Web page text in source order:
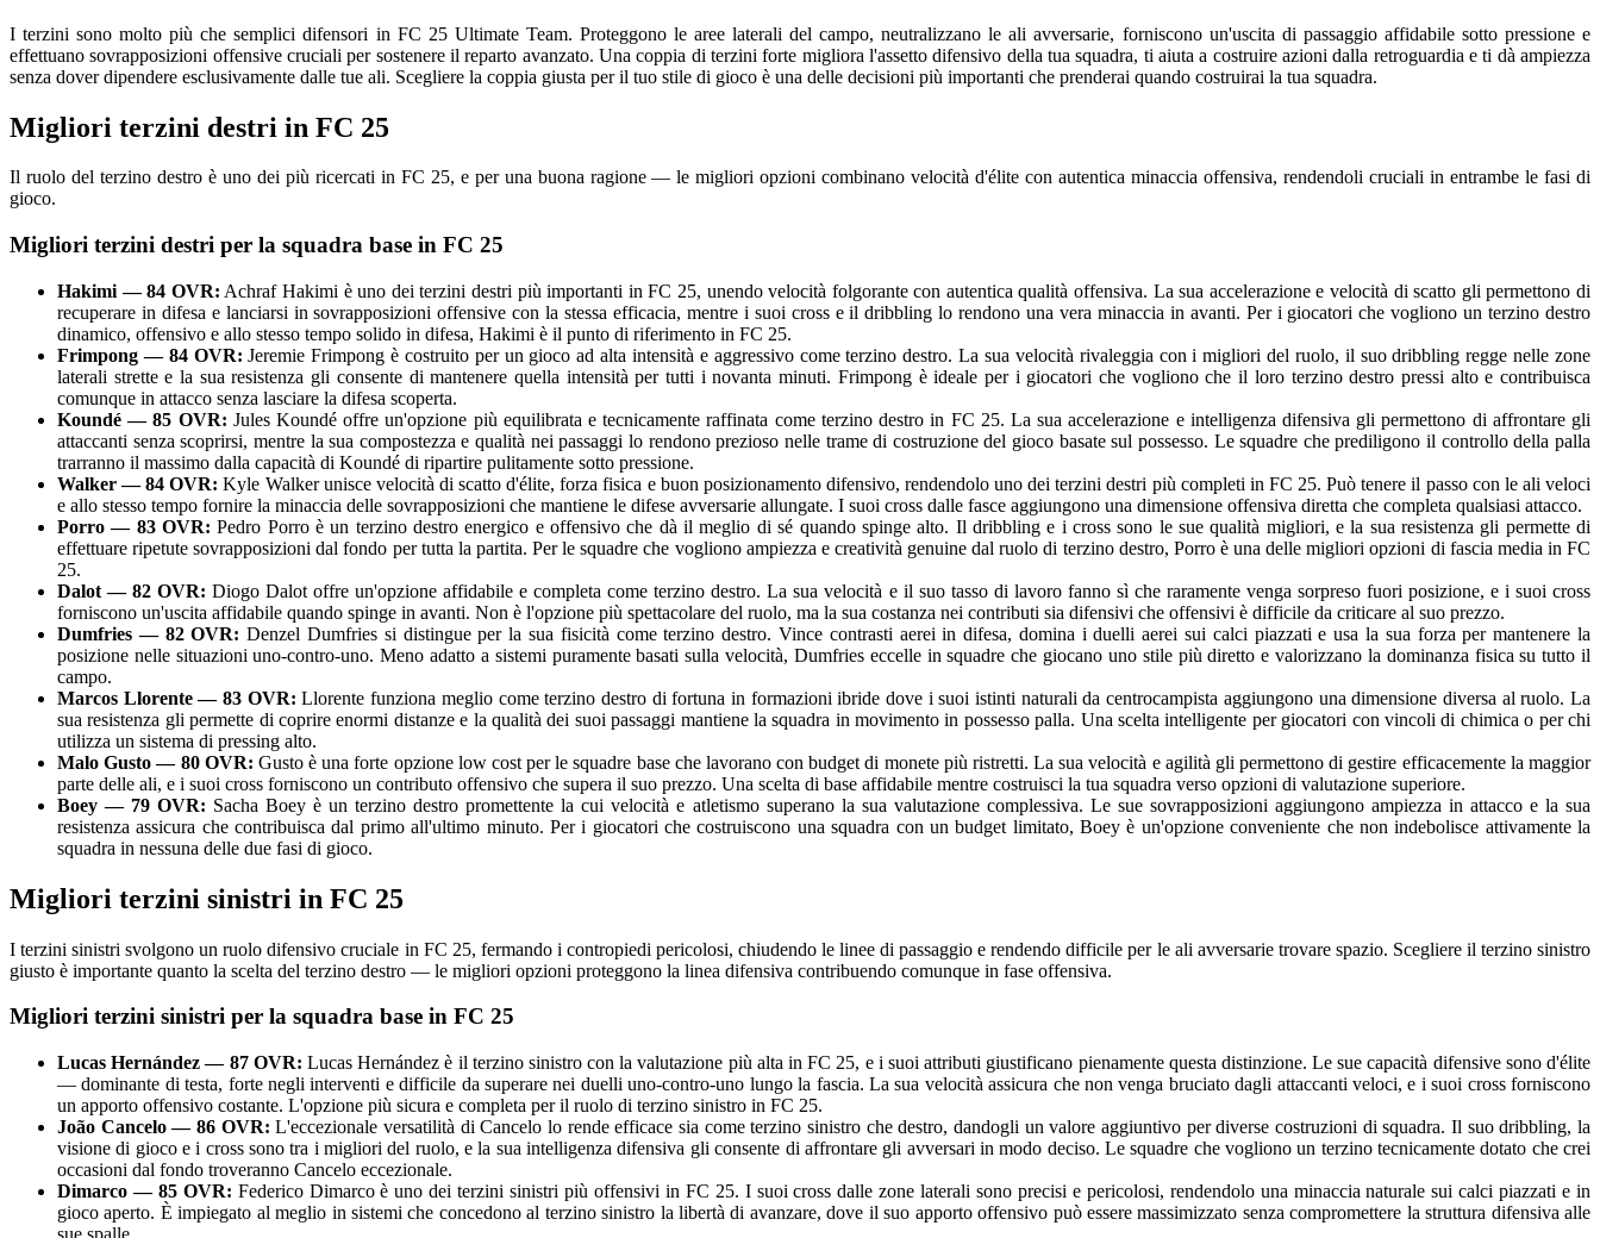
I terzini sono molto più che semplici difensori in FC 25 Ultimate Team. Proteggono le aree laterali del campo, neutralizzano le ali avversarie, forniscono un'uscita di passaggio affidabile sotto pressione e
effettuano sovrapposizioni offensive cruciali per sostenere il reparto avanzato. Una coppia di terzini forte migliora l'assetto difensivo della tua squadra, ti aiuta a costruire azioni dalla retroguardia e ti dà ampiezza
senza dover dipendere esclusivamente dalle tue ali. Scegliere la coppia giusta per il tuo stile di gioco è una delle decisioni più importanti che prenderai quando costruirai la tua squadra.
Migliori terzini destri in FC 25
Il ruolo del terzino destro è uno dei più ricercati in FC 25, e per una buona ragione — le migliori opzioni combinano velocità d'élite con autentica minaccia offensiva, rendendoli cruciali in entrambe le fasi di
gioco.
Migliori terzini destri per la squadra base in FC 25
Hakimi — 84 OVR: Achraf Hakimi è uno dei terzini destri più importanti in FC 25, unendo velocità folgorante con autentica qualità offensiva. La sua accelerazione e velocità di scatto gli permettono di
recuperare in difesa e lanciarsi in sovrapposizioni offensive con la stessa efficacia, mentre i suoi cross e il dribbling lo rendono una vera minaccia in avanti. Per i giocatori che vogliono un terzino destro
dinamico, offensivo e allo stesso tempo solido in difesa, Hakimi è il punto di riferimento in FC 25.
Frimpong — 84 OVR: Jeremie Frimpong è costruito per un gioco ad alta intensità e aggressivo come terzino destro. La sua velocità rivaleggia con i migliori del ruolo, il suo dribbling regge nelle zone
laterali strette e la sua resistenza gli consente di mantenere quella intensità per tutti i novanta minuti. Frimpong è ideale per i giocatori che vogliono che il loro terzino destro pressi alto e contribuisca
comunque in attacco senza lasciare la difesa scoperta.
Koundé — 85 OVR: Jules Koundé offre un'opzione più equilibrata e tecnicamente raffinata come terzino destro in FC 25. La sua accelerazione e intelligenza difensiva gli permettono di affrontare gli
attaccanti senza scoprirsi, mentre la sua compostezza e qualità nei passaggi lo rendono prezioso nelle trame di costruzione del gioco basate sul possesso. Le squadre che prediligono il controllo della palla
trarranno il massimo dalla capacità di Koundé di ripartire pulitamente sotto pressione.
Walker — 84 OVR: Kyle Walker unisce velocità di scatto d'élite, forza fisica e buon posizionamento difensivo, rendendolo uno dei terzini destri più completi in FC 25. Può tenere il passo con le ali veloci
e allo stesso tempo fornire la minaccia delle sovrapposizioni che mantiene le difese avversarie allungate. I suoi cross dalle fasce aggiungono una dimensione offensiva diretta che completa qualsiasi attacco.
Porro — 83 OVR: Pedro Porro è un terzino destro energico e offensivo che dà il meglio di sé quando spinge alto. Il dribbling e i cross sono le sue qualità migliori, e la sua resistenza gli permette di
effettuare ripetute sovrapposizioni dal fondo per tutta la partita. Per le squadre che vogliono ampiezza e creatività genuine dal ruolo di terzino destro, Porro è una delle migliori opzioni di fascia media in FC
25.
Dalot — 82 OVR: Diogo Dalot offre un'opzione affidabile e completa come terzino destro. La sua velocità e il suo tasso di lavoro fanno sì che raramente venga sorpreso fuori posizione, e i suoi cross
forniscono un'uscita affidabile quando spinge in avanti. Non è l'opzione più spettacolare del ruolo, ma la sua costanza nei contributi sia difensivi che offensivi è difficile da criticare al suo prezzo.
Dumfries — 82 OVR: Denzel Dumfries si distingue per la sua fisicità come terzino destro. Vince contrasti aerei in difesa, domina i duelli aerei sui calci piazzati e usa la sua forza per mantenere la
posizione nelle situazioni uno-contro-uno. Meno adatto a sistemi puramente basati sulla velocità, Dumfries eccelle in squadre che giocano uno stile più diretto e valorizzano la dominanza fisica su tutto il
campo.
Marcos Llorente — 83 OVR: Llorente funziona meglio come terzino destro di fortuna in formazioni ibride dove i suoi istinti naturali da centrocampista aggiungono una dimensione diversa al ruolo. La
sua resistenza gli permette di coprire enormi distanze e la qualità dei suoi passaggi mantiene la squadra in movimento in possesso palla. Una scelta intelligente per giocatori con vincoli di chimica o per chi
utilizza un sistema di pressing alto.
Malo Gusto — 80 OVR: Gusto è una forte opzione low cost per le squadre base che lavorano con budget di monete più ristretti. La sua velocità e agilità gli permettono di gestire efficacemente la maggior
parte delle ali, e i suoi cross forniscono un contributo offensivo che supera il suo prezzo. Una scelta di base affidabile mentre costruisci la tua squadra verso opzioni di valutazione superiore.
Boey — 79 OVR: Sacha Boey è un terzino destro promettente la cui velocità e atletismo superano la sua valutazione complessiva. Le sue sovrapposizioni aggiungono ampiezza in attacco e la sua
resistenza assicura che contribuisca dal primo all'ultimo minuto. Per i giocatori che costruiscono una squadra con un budget limitato, Boey è un'opzione conveniente che non indebolisce attivamente la
squadra in nessuna delle due fasi di gioco.
Migliori terzini sinistri in FC 25
I terzini sinistri svolgono un ruolo difensivo cruciale in FC 25, fermando i contropiedi pericolosi, chiudendo le linee di passaggio e rendendo difficile per le ali avversarie trovare spazio. Scegliere il terzino sinistro
giusto è importante quanto la scelta del terzino destro — le migliori opzioni proteggono la linea difensiva contribuendo comunque in fase offensiva.
Migliori terzini sinistri per la squadra base in FC 25
Lucas Hernández — 87 OVR: Lucas Hernández è il terzino sinistro con la valutazione più alta in FC 25, e i suoi attributi giustificano pienamente questa distinzione. Le sue capacità difensive sono d'élite
— dominante di testa, forte negli interventi e difficile da superare nei duelli uno-contro-uno lungo la fascia. La sua velocità assicura che non venga bruciato dagli attaccanti veloci, e i suoi cross forniscono
un apporto offensivo costante. L'opzione più sicura e completa per il ruolo di terzino sinistro in FC 25.
João Cancelo — 86 OVR: L'eccezionale versatilità di Cancelo lo rende efficace sia come terzino sinistro che destro, dandogli un valore aggiuntivo per diverse costruzioni di squadra. Il suo dribbling, la
visione di gioco e i cross sono tra i migliori del ruolo, e la sua intelligenza difensiva gli consente di affrontare gli avversari in modo deciso. Le squadre che vogliono un terzino tecnicamente dotato che crei
occasioni dal fondo troveranno Cancelo eccezionale.
Dimarco — 85 OVR: Federico Dimarco è uno dei terzini sinistri più offensivi in FC 25. I suoi cross dalle zone laterali sono precisi e pericolosi, rendendolo una minaccia naturale sui calci piazzati e in
gioco aperto. È impiegato al meglio in sistemi che concedono al terzino sinistro la libertà di avanzare, dove il suo apporto offensivo può essere massimizzato senza compromettere la struttura difensiva alle